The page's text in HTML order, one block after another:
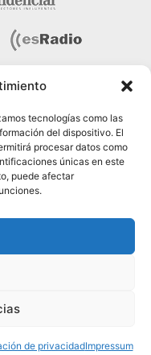
tecnologías como las
del dispositivo. El
procesar datos como
únicas en este
puede afectar
de privacidadImpressum
bajo dcha. 28006
|